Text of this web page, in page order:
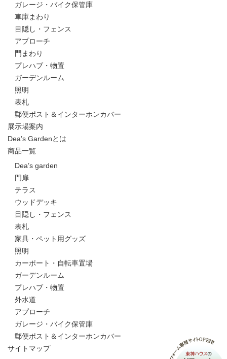
ガレージ・バイク保管庫
車庫まわり
目隠し・フェンス
アプローチ
門まわり
プレハブ・物置
ガーデンルーム
照明
表札
郵便ポスト＆インターホンカバー
展示場案内
Dea’s Gardenとは
商品一覧
Dea’s garden
門扉
テラス
ウッドデッキ
目隠し・フェンス
表札
家具・ペット用グッズ
照明
カーポート・自転車置場
ガーデンルーム
プレハブ・物置
外水道
アプローチ
ガレージ・バイク保管庫
郵便ポスト＆インターホンカバー
サイトマップ